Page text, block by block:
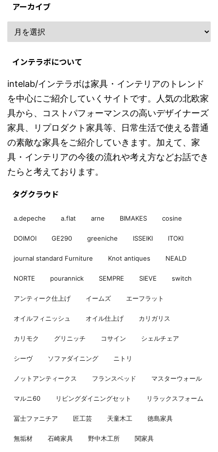
アーカイブ
インテラボについて
intelab/インテラボは家具・インテリアのトレンド
を中心にご紹介していくサイトです。人気の北欧家
具から、コストパフォーマンスの高いデザイナーズ
家具、リプロダクト家具等、日常生活で使える普通
の素敵な家具をご紹介していきます。加えて、家
具・インテリアの今後の流れや考え方などお話でき
たらと考えております。
タグクラウド
a.depeche a.flat arne BIMAKES cosine
DOIMOI GE290 greeniche ISSEIKI ITOKI
journal standard Furniture Knot antiques NEALD
NORTE pourannick SEMPRE SIEVE switch
アンティーク仕上げ イームズ エーフラット
オイルフィニッシュ オイル仕上げ カリガリス
カリモク グリニッチ コサイン シェルチェア
シーヴ ソファダイニング ニトリ
ノットアンティークス フランスベッド マスターウォール
マルニ60 リビングダイニングセット リラックスフォーム
冨士ファニチア 匠工芸 天童木工 徳島家具
無垢材 石崎家具 野中木工所 関家具